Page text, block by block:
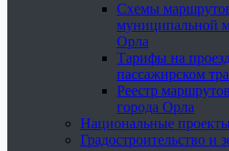
Схемы
муниципальной
Орла
Тарифы на
пассажирском
Реестр
города Орла
Национальные
Градостроительство и